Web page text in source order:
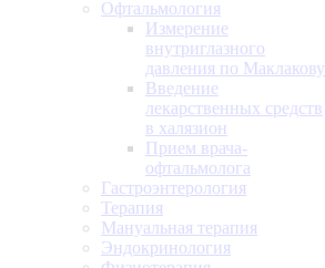
Офтальмология
Измерение
внутриглазного
давления по Маклакову
Введение
лекарственных средств
в халязион
Прием врача-
офтальмолога
Гастроэнтерология
Терапия
Мануальная терапия
Эндокринология